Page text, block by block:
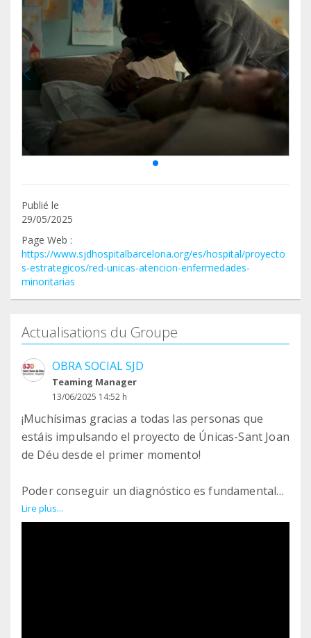
Publié le
29/05/2025
Page Web :
https://www.sjdhospitalbarcelona.org/es/hospital/proyecto
s-estrategicos/red-unicas-atencion-enfermedades-
minoritarias
Actualisations du Groupe
OBRA SOCIAL SJD
Teaming Manager
13/06/2025 14:52 h
¡Muchísimas gracias a todas las personas que
estáis impulsando el proyecto de Únicas-Sant Joan
de Déu desde el primer momento!
Poder conseguir un diagnóstico es fundamental
para los miles de niños y niñas en España que
todavía no saben qué enfermedad rara tienen. La
Lire plus...